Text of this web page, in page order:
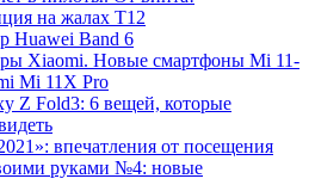
на жалах T12
Huawei Band 6
Xiaomi. Новые смартфоны Mi 11-
Mi 11X Pro
Z Fold3: 6 вещей, которые
впечатления от посещения
руками №4: новые